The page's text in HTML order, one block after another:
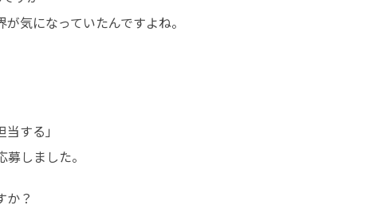
気になっていたんですよね。
する」
しました。
？